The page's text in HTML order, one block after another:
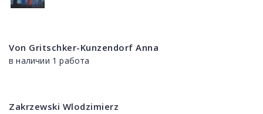
Von Gritschker-Kunzendorf Anna
в наличии 1 работа
Zakrzewski Wlodzimierz